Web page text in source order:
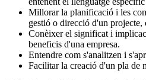
Millorar la planificació i les
gestió o direcció d'un
Conèixer el significat i
beneficis d'una empresa.
Entendre com s'analitzen i
Facilitar la creació d'un pla de